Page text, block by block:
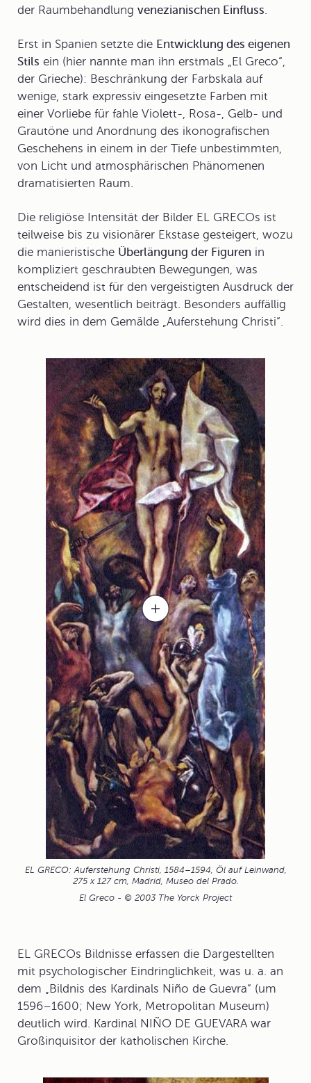
der Raumbehandlung venezianischen Einfluss.
Erst in Spanien setzte die Entwicklung des eigenen
Stils ein (hier nannte man ihn erstmals „El Greco“,
der Grieche): Beschränkung der Farbskala auf
wenige, stark expressiv eingesetzte Farben mit
einer Vorliebe für fahle Violett-, Rosa-, Gelb- und
Grautöne und Anordnung des ikonografischen
Geschehens in einem in der Tiefe unbestimmten,
von Licht und atmosphärischen Phänomenen
dramatisierten Raum.
Die religiöse Intensität der Bilder EL GRECOs ist
teilweise bis zu visionärer Ekstase gesteigert, wozu
die manieristische Überlängung der Figuren in
kompliziert geschraubten Bewegungen, was
entscheidend ist für den vergeistigten Ausdruck der
Gestalten, wesentlich beiträgt. Besonders auffällig
wird dies in dem Gemälde „Auferstehung Christi“.
EL GRECO: Auferstehung Christi, 1584–1594, Öl auf Leinwand,
275 x 127 cm, Madrid, Museo del Prado.
El Greco - © 2003 The Yorck Project
EL GRECOs Bildnisse erfassen die Dargestellten
mit psychologischer Eindringlichkeit, was u. a. an
dem „Bildnis des Kardinals Niño de Guevra“ (um
1596–1600; New York, Metropolitan Museum)
deutlich wird. Kardinal NIÑO DE GUEVARA war
Großinquisitor der katholischen Kirche.